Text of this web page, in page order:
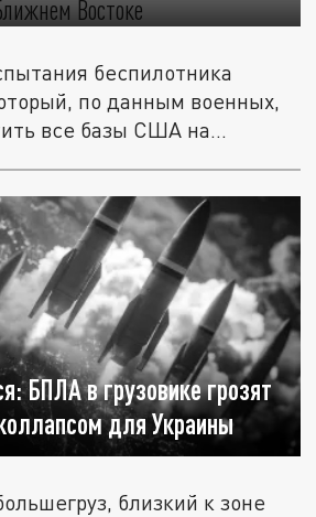
беспилотника
по данным военных,
все базы США на...
БПЛА в грузовике грозят
для Украины
близкий к зоне